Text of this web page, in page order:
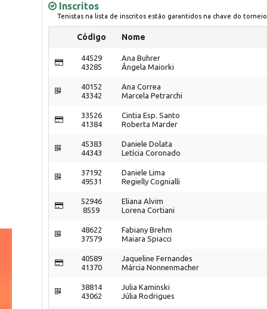
Inscritos
Tenistas na lista de inscritos estão garantidos na chave do torneio
Código Nome
44529
43285
Ana Buhrer
Ângela Maiorki
40152
43342
Ana Correa
Marcela Petrarchi
33526
41384
Cintia Esp. Santo
Roberta Marder
45383
44343
Daniele Dolata
Letícia Coronado
37192
49531
Daniele Lima
Regielly Cognialli
52946
8559
Eliana Alvim
Lorena Cortiani
48622
37579
Fabiany Brehm
Maiara Spiacci
40589
41370
Jaqueline Fernandes
Márcia Nonnenmacher
38814
43062
Julia Kaminski
Júlia Rodrigues